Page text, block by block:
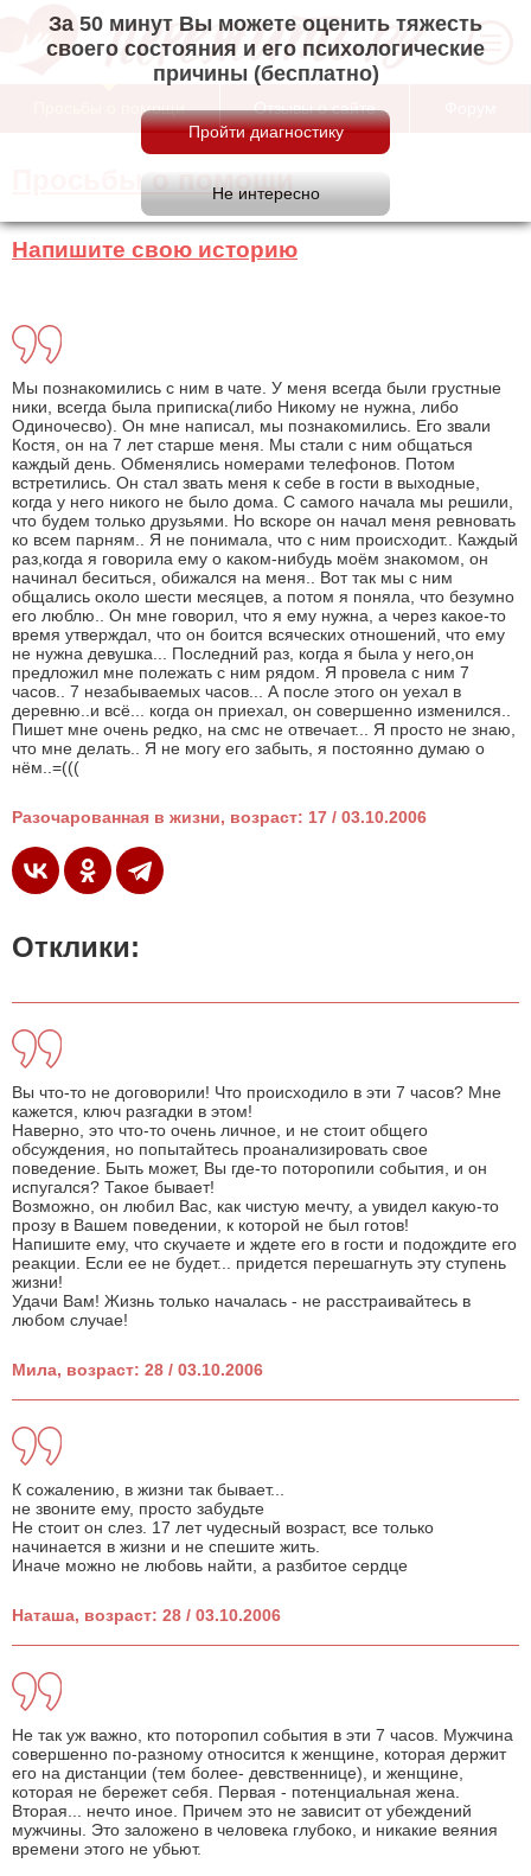
За 50 минут Вы можете оценить тяжесть
своего состояния и его психологические
причины (бесплатно)
Просьбы о помощи Отзывы о сайте
Просьбы о помощи
Напишите свою историю
Мы познакомились с ним в чате. У меня всегда были грустные
ники, всегда была приписка(либо Никому не нужна, либо
Одиночесво). Он мне написал, мы познакомились. Его звали
Костя, он на 7 лет старше меня. Мы стали с ним общаться
каждый день. Обменялись номерами телефонов. Потом
встретились. Он стал звать меня к себе в гости в выходные,
когда у него никого не было дома. С самого начала мы решили,
что будем только друзьями. Но вскоре он начал меня ревновать
ко всем парням.. Я не понимала, что с ним происходит.. Каждый
раз,когда я говорила ему о каком-нибудь моём знакомом, он
начинал беситься, обижался на меня.. Вот так мы с ним
общались около шести месяцев, а потом я поняла, что безумно
его люблю.. Он мне говорил, что я ему нужна, а через какое-то
время утверждал, что он боится всяческих отношений, что ему
не нужна девушка... Последний раз, когда я была у него,он
предложил мне полежать с ним рядом. Я провела с ним 7
часов.. 7 незабываемых часов... А после этого он уехал в
деревню..и всё... когда он приехал, он совершенно изменился..
Пишет мне очень редко, на смс не отвечает... Я просто не знаю,
что мне делать.. Я не могу его забыть, я постоянно думаю о
нём..=(((
Разочарованная в жизни, возраст: 17 / 03.10.2006
Отклики:
Вы что-то не договорили! Что происходило в эти 7 часов? Мне
кажется, ключ разгадки в этом!
Наверно, это что-то очень личное, и не стоит общего
обсуждения, но попытайтесь проанализировать свое
поведение. Быть может, Вы где-то поторопили события, и он
испугался? Такое бывает!
Возможно, он любил Вас, как чистую мечту, а увидел какую-то
прозу в Вашем поведении, к которой не был готов!
Напишите ему, что скучаете и ждете его в гости и подождите его
реакции. Если ее не будет... придется перешагнуть эту ступень
жизни!
Удачи Вам! Жизнь только началась - не расстраивайтесь в
любом случае!
Мила, возраст: 28 / 03.10.2006
К сожалению, в жизни так бывает...
не звоните ему, просто забудьте
Не стоит он слез. 17 лет чудесный возраст, все только
начинается в жизни и не спешите жить.
Иначе можно не любовь найти, а разбитое сердце
Наташа, возраст: 28 / 03.10.2006
Не так уж важно, кто поторопил события в эти 7 часов. Мужчина
совершенно по-разному относится к женщине, которая держит
его на дистанции (тем более- девственнице), и женщине,
которая не бережет себя. Первая - потенциальная жена.
Вторая... нечто иное. Причем это не зависит от убеждений
мужчины. Это заложено в человека глубоко, и никакие веяния
времени этого не убьют.